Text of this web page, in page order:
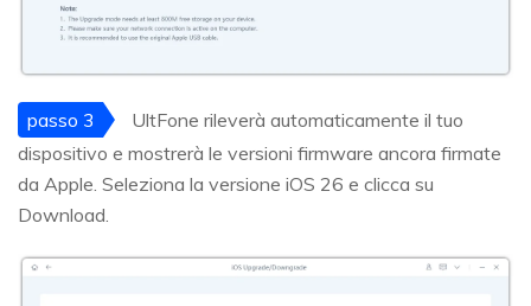
passo 3
UltFone rileverà automaticamente il tuo
dispositivo e mostrerà le versioni firmware ancora firmate
da Apple. Seleziona la versione iOS 26 e clicca su
Download.